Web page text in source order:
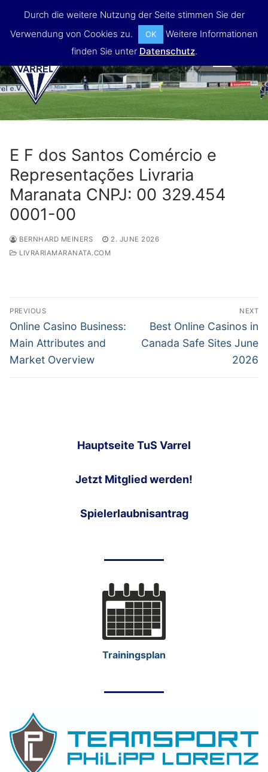
content
E F dos Santos Comércio e
Representações Livraria
Maranata CNPJ: 00 329.454
0001-00
BERNHARD MEINERS
2. JUNE 2026
LIVRARIAMARANATA.COM
Post
navigation
PREVIOUS
Previous
post:
Online Casino Business:
Main Attributes and
Market Overview
NEXT
Next
post:
Best Online Casinos in
Canada Safe Sites June
2026
Hauptseite TuS Varrel
Jetzt Mitglied werden!
Spielerlaubnisantrag
Trainingsplan
Durch die weitere Nutzung der Seite stimmen Sie der
Verwendung von Cookies zu.
OK
Weitere Informationen
finden Sie unter Datenschutz.